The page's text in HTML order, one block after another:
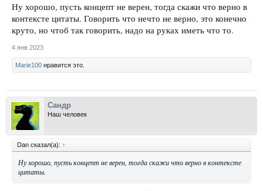
Ну хорошо, пусть концепт не верен, тогда скажи что верно в
контексте цитаты. Говорить что нечто не верно, это конечно
круто, но чтоб так говорить, надо на руках иметь что то.
4 янв 2023
Marie100 нравится это.
Сандр
Наш человек
Dan сказал(а): ↑
Ну хорошо, пусть концепт не верен, тогда скажи что верно в контексте
цитаты.